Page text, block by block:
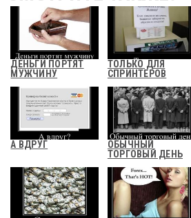
ДЕНЬГИ ПОРТЯТ
МУЖЧИНУ
ТОЛЬКО ДЛЯ
СПРИНТЕРОВ
А ВДРУГ
ОБЫЧНЫЙ
ТОРГОВЫЙ ДЕНЬ